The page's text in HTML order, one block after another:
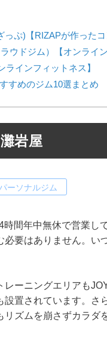
っぷ)【RIZAPが作ったコ
ウドジム）【オンライ
ラインフィットネス】
すめのジム10選まとめ
岩屋
ーソナルジム
間年中無休で営業し
必要はありません。い
レーニングエリアも
設置されています。
ズムを崩さずカラダ